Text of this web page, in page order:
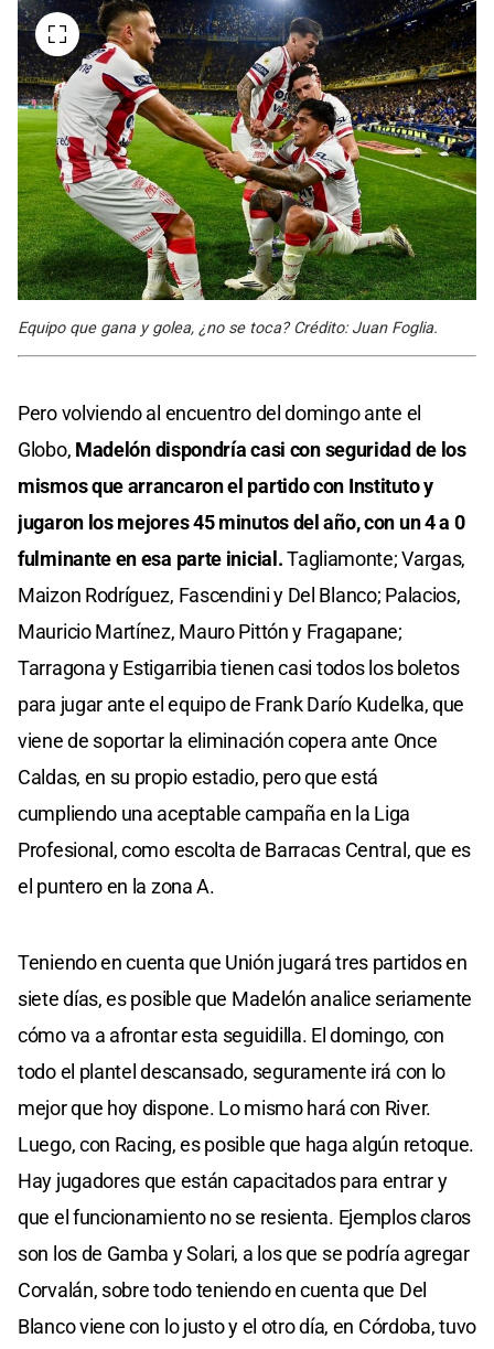
Equipo que gana y golea, ¿no se toca? Crédito: Juan Foglia.
Pero volviendo al encuentro del domingo ante el
Globo, Madelón dispondría casi con seguridad de los
mismos que arrancaron el partido con Instituto y
jugaron los mejores 45 minutos del año, con un 4 a 0
fulminante en esa parte inicial.Tagliamonte; Vargas,
Maizon Rodríguez, Fascendini y Del Blanco; Palacios,
Mauricio Martínez, Mauro Pittón y Fragapane;
Tarragona y Estigarribia tienen casi todos los boletos
para jugar ante el equipo de Frank Darío Kudelka, que
viene de soportar la eliminación copera ante Once
Caldas, en su propio estadio, pero que está
cumpliendo una aceptable campaña en la Liga
Profesional, como escolta de Barracas Central, que es
el puntero en la zona A.
Teniendo en cuenta que Unión jugará tres partidos en
siete días, es posible que Madelón analice seriamente
cómo va a afrontar esta seguidilla. El domingo, con
todo el plantel descansado, seguramente irá con lo
mejor que hoy dispone. Lo mismo hará con River.
Luego, con Racing, es posible que haga algún retoque.
Hay jugadores que están capacitados para entrar y
que el funcionamiento no se resienta. Ejemplos claros
son los de Gamba y Solari, a los que se podría agregar
Corvalán, sobre todo teniendo en cuenta que Del
Blanco viene con lo justo y el otro día, en Córdoba, tuvo